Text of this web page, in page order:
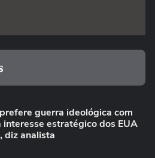
guerra ideológica com
interesse estratégico dos EUA
diz analista